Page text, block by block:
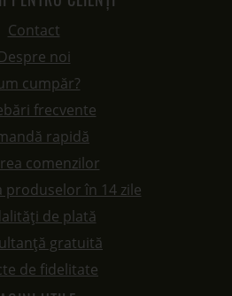
Contact
Despre noi
cumpăr?
frecvente
rapidă
comenzilor
produselor în 14 zile
de plată
gratuită
de fidelitate